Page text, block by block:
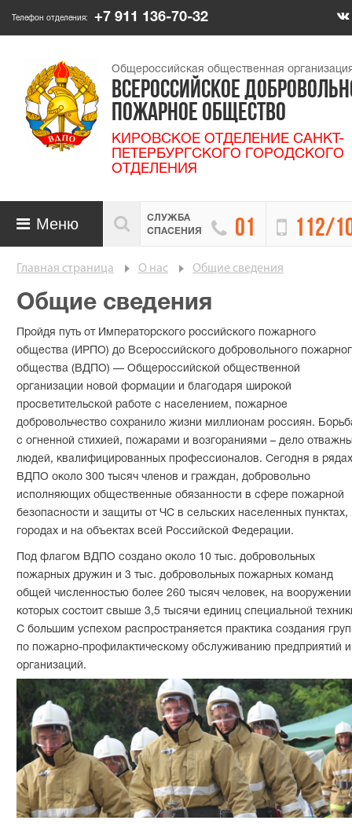
Телефон отделения: +7 911 136-70-32
Общероссийская общественная
ВСЕРОССИЙСКОЕ
ПОЖАРНОЕ ОБЩЕСТВО
КИРОВСКОЕ ОТДЕЛЕНИЕ САНКТ-
ПЕТЕРБУРГСКОГО ГОРОДСКОГО
ОТДЕЛЕНИЯ

СЛУЖБА
СПАСЕНИЯ
 01  112/
 Меню
Главная страница О нас Общие сведения
Общие сведения
Пройдя путь от Императорского российского пожарного
общества (ИРПО) до Всероссийского добровольного
общества (ВДПО) — Общероссийской общественной
организации новой формации и благодаря широкой
просветительской работе с населением, пожарное
добровольчество сохранило жизни миллионам россиян.
с огненной стихией, пожарами и возгораниями – дело
людей, квалифицированных профессионалов. Сегодня в рядах
ВДПО около 300 тысяч членов и граждан, добровольно
исполняющих общественные обязанности в сфере пожарной
безопасности и защиты от ЧС в сельских населенных пунктах,
городах и на объектах всей Российской Федерации.
Под флагом ВДПО создано около 10 тыс. добровольных
пожарных дружин и 3 тыс. добровольных пожарных команд
общей численностью более 260 тысяч человек, на вооружении
которых состоит свыше 3,5 тысячи единиц специальной
С большим успехом распространяется практика создания
по пожарно-профилактическому обслуживанию предприятий и
организаций.